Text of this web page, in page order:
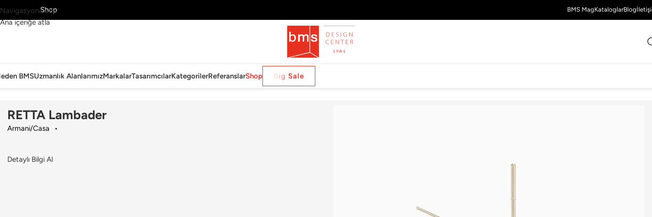
Navigasyona atla
Ana içeriğe atla
KeşfetShop BMS MagKataloglarBlog
BMSUzmanlık AlanlarımızMarkalarTasarımcılarKategorilerReferanslarShop Big Sale
Ana Sayfa›Aydınlatma›Lambader›Armani/Casa›RETTA Lambader
RETTA Lambader
Armani/Casa
Detaylı Bilgi Al